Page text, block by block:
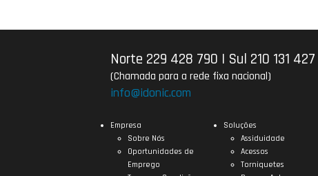
Norte 229 428 790 | Sul 210 131 427
(Chamada para a rede fixa nacional)
info@idonic.com
Empresa
Sobre Nós
Oportunidades de
Emprego
Soluções
Assiduidade
Acessos
Torniquetes